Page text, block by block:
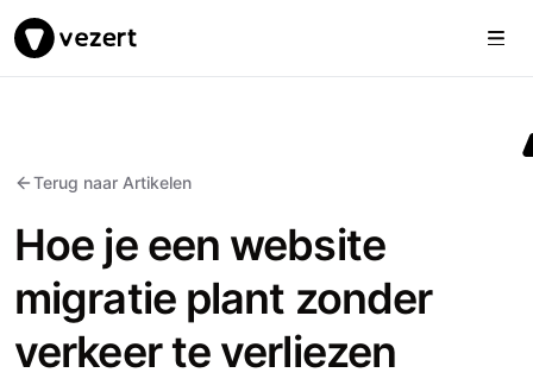
Vezert
Terug naar Artikelen
Hoe je een website
migratie plant zonder
verkeer te verliezen